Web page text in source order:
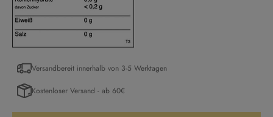
Versandbereit innerhalb von 3-5 Werktagen
Kostenloser Versand - ab 60€